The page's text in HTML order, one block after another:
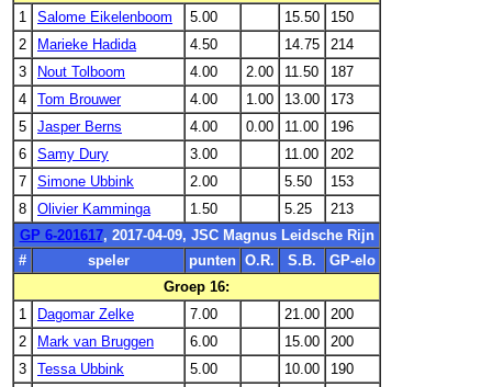
1
Salome Eikelenboom 5.00 15.50
150
2
Marieke Hadida 4.50 14.75
214
3
Nout Tolboom 4.00 2.00 11.50
187
4
Tom Brouwer 4.00 1.00 13.00
173
5
Jasper Berns 4.00 0.00 11.00
196
6
Samy Dury 3.00 11.00
202
7
Simone Ubbink 2.00 5.50
153
8
Olivier Kamminga 1.50 5.25
213
GP 6-201617, 2017-04-09, JSC Magnus Leidsche Rijn
#
speler punten O.R. S.B.
GP-elo
Groep 16:
1
Dagomar Zelke 7.00 21.00
200
2
Mark van Bruggen 6.00 15.00
200
3
Tessa Ubbink 5.00 10.00
190